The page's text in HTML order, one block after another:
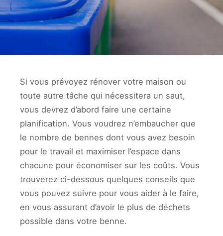
Si vous prévoyez rénover votre maison ou
toute autre tâche qui nécessitera un saut,
vous devrez d’abord faire une certaine
planification. Vous voudrez n’embaucher que
le nombre de bennes dont vous avez besoin
pour le travail et maximiser l’espace dans
chacune pour économiser sur les coûts. Vous
trouverez ci-dessous quelques conseils que
vous pouvez suivre pour vous aider à le faire,
en vous assurant d’avoir le plus de déchets
possible dans votre benne.